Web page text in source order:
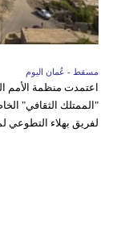
مسقط - عُمان اليوم
اعتمدت منظمة الأمم
"الممتلك الثقافي"
لفريق بهلاء التطوعي